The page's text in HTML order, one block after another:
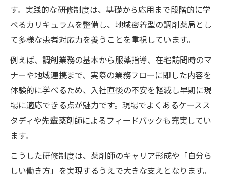
す。実践的な研修制度は、基礎から応用まで段階的に学
べるカリキュラムを整備し、地域密着型の調剤薬局とし
て多様な患者対応力を養うことを重視しています。
例えば、調剤業務の基本から服薬指導、在宅訪問時のマ
ナーや地域連携まで、実際の業務フローに即した内容を
体験的に学べるため、入社直後の不安を軽減し早期に現
場に適応できる点が魅力です。現場でよくあるケースス
タディや先輩薬剤師によるフィードバックも充実してい
ます。
こうした研修制度は、薬剤師のキャリア形成や「自分ら
しい働き方」を実現するうえで大きな支えとなります。